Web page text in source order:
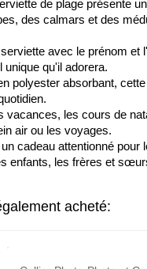
de plage présente
des calmars et des
avec le prénom et
unique qu'il adorera.
polyester absorbant,
vacances, les cours de
air ou les voyages.
un cadeau attentionné
enfants, les frères et
acheté: